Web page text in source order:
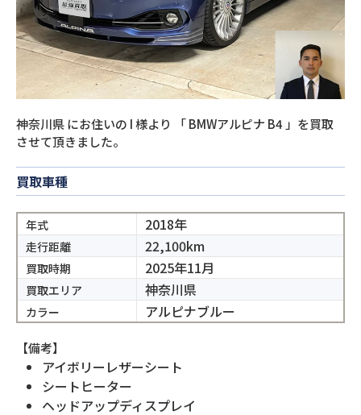
神奈川県にお住いの I様より 「BMWアルピナ B4 」を買取
させて頂きました。
買取車種
年式 2018年
走行距離 22,100km
買取時期 2025年11月
買取エリア 神奈川県
カラー アルピナブルー
【備考】
アイボリーレザーシート
シートヒーター
ヘッドアップディスプレイ